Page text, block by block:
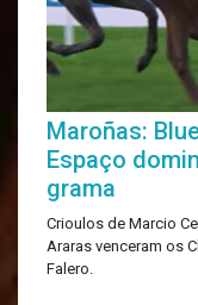
Maroñas:
Espaço
grama
Crioulos de Marcio
Araras venceram os
Falero.